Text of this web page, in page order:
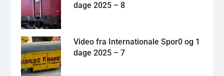
dage 2025 – 8
Video fra Internationale Spor0 og 1
dage 2025 – 7